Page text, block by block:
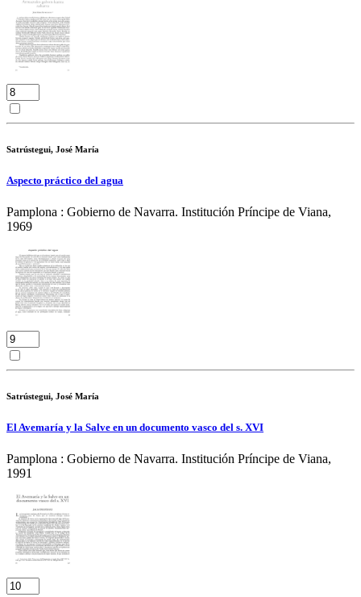
Satrústegui, José María
Aspecto práctico del agua
Pamplona : Gobierno de Navarra. Institución Príncipe de Viana,
1969
Satrústegui, José María
El Avemaría y la Salve en un documento vasco del s. XVI
Pamplona : Gobierno de Navarra. Institución Príncipe de Viana,
1991